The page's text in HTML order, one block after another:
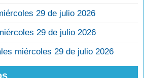
29 de julio 2026
29 de julio 2026
miércoles 29 de julio 2026